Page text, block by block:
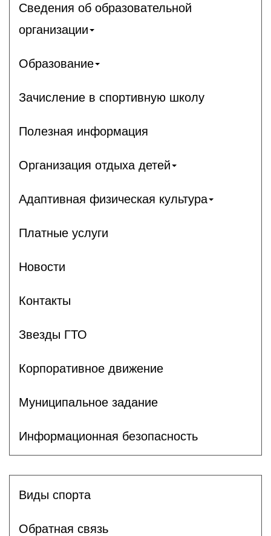
Сведения об образовательной
организации
Образование
Зачисление в спортивную школу
Полезная информация
Организация отдыха детей
Адаптивная физическая культура
Платные услуги
Новости
Контакты
Звезды ГТО
Корпоративное движение
Муниципальное задание
Информационная безопасность
Виды спорта
Обратная связь